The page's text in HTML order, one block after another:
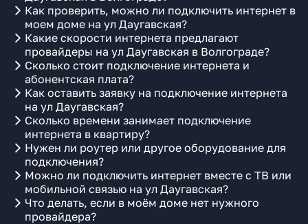
Как проверить, можно ли подключить интернет в
моем доме на ул Даугавская?
Какие скорости интернета предлагают
провайдеры на ул Даугавская в Волгограде?
Сколько стоит подключение интернета и
абонентская плата?
Как оставить заявку на подключение интернета
на ул Даугавская?
Сколько времени занимает подключение
интернета в квартиру?
Нужен ли роутер или другое оборудование для
подключения?
Можно ли подключить интернет вместе с ТВ или
мобильной связью на ул Даугавская?
Что делать, если в моём доме нет нужного
провайдера?